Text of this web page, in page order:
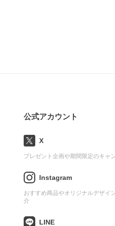
公式アカウント
X
プレゼント企画や期間限定のキャ
Instagram
おすすめ商品やオリジナルデザイ
介
LINE